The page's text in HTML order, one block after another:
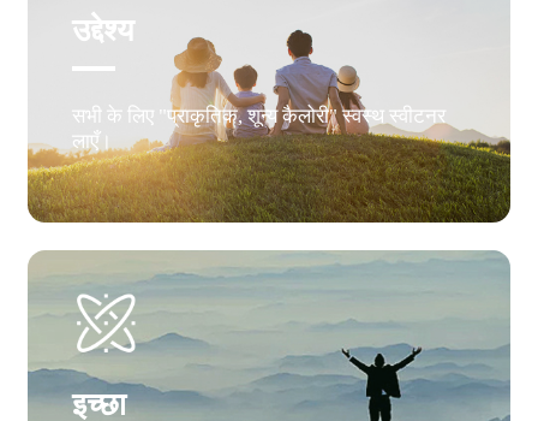
उद्देश्य
सभी के लिए "प्राकृतिक, शून्य कैलोरी" स्वस्थ स्वीटनर
लाएँ।
इच्छा